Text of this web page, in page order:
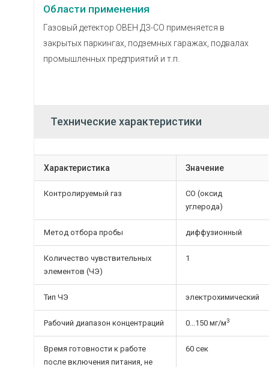
Области применения
Газовый детектор ОВЕН ДЗ-СО применяется в
закрытых паркингах, подземных гаражах, подвалах
промышленных предприятий и т.п.
Технические характеристики
Характеристика Значение
Контролируемый газ
СО (оксид
углерода)
Метод отбора пробы диффузионный
Количество чувствительных
элементов (ЧЭ)
1
Тип ЧЭ электрохимический
Рабочий диапазон концентраций 0...150 мг/м3
Время готовности к работе
после включения питания, не
60 сек